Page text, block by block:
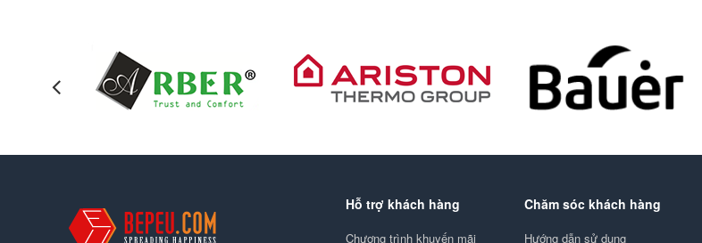
Hỗ trợ khách hàng
Chương trình khuyến mãi
Chăm sóc khách hàng
Hướng dẫn sử dụng